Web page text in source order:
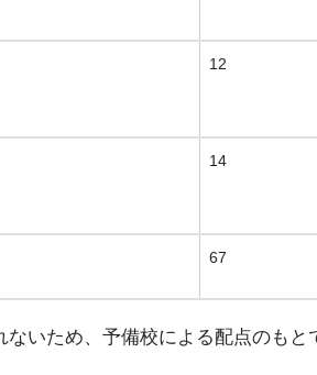
12
14
67
いため、予備校による配点のもと